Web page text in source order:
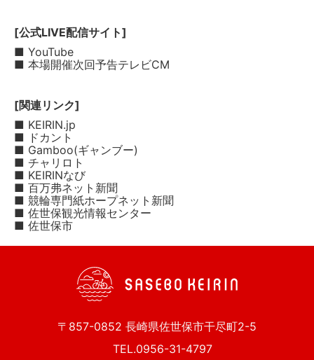
[公式LIVE配信サイト]
■ YouTube
■ 本場開催次回予告テレビCM
[関連リンク]
■ KEIRIN.jp
■ ドカント
■ Gamboo(ギャンブー)
■ チャリロト
■ KEIRINなび
■ 百万弗ネット新聞
■ 競輪専門紙ホープネット新聞
■ 佐世保観光情報センター
■ 佐世保市
〒857-0852 長崎県佐世保市干尽町2-5
TEL.0956-31-4797